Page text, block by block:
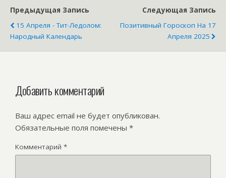
Предыдущая Запись
15 Апреля - Тит-Ледолом:
Народный Календарь
Следующая Запись
Позитивный Гороскоп На 17
Апреля 2025
Добавить комментарий
Ваш адрес email не будет опубликован.
Обязательные поля помечены *
Комментарий *